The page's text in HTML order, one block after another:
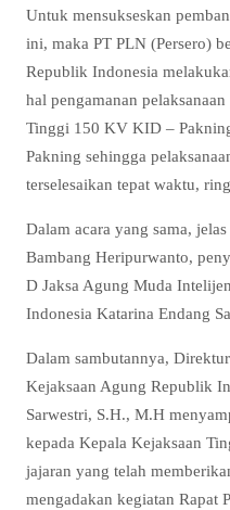
Untuk mensukseskan
ini, maka PT PLN (Persero)
Republik Indonesia
hal pengamanan
Tinggi 150 KV KID –
Pakning sehingga
terselesaikan tepat waktu,
Dalam acara yang sama,
Bambang Heripurwanto,
D Jaksa Agung Muda
Indonesia Katarina Endang
Dalam sambutannya,
Kejaksaan Agung Republik
Sarwestri, S.H., M.H
kepada Kepala Kejaksaan
jajaran yang telah
mengadakan kegiatan Rapat